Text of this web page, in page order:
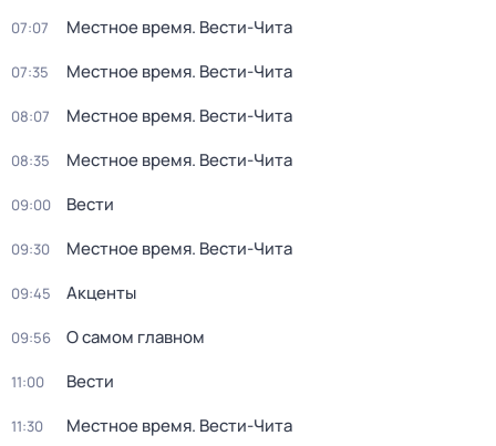
07:07 Местное время. Вести-Чита
07:35 Местное время. Вести-Чита
08:07 Местное время. Вести-Чита
08:35 Местное время. Вести-Чита
09:00 Вести
09:30 Местное время. Вести-Чита
09:45 Акценты
09:56 О самом главном
11:00 Вести
11:30 Местное время. Вести-Чита